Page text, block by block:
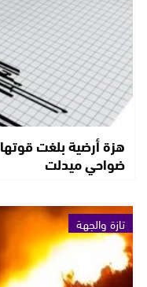
ضواحي ميدلت
تازة والجهة